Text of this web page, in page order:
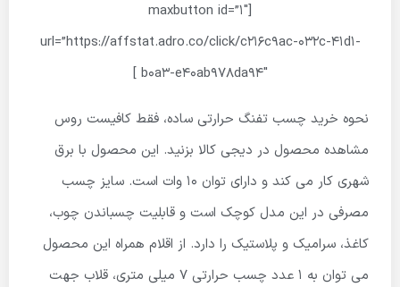
[maxbutton id=”1″
url=”https://affstat.adro.co/click/c216c9ac-032c-41d1-
b0a3-e40ab978da94″ ]
نحوه خرید چسب تفنگ حرارتی ساده، فقط کافیست روس
مشاهده محصول در دیجی کالا بزنید. این محصول با برق
شهری کار می کند و دارای توان 10 وات است. سایز چسب
مصرفی در این مدل کوچک است و قابلیت چسباندن چوب،
کاغذ، سرامیک و پلاستیک را دارد. از اقلام همراه این محصول
می توان به 1 عدد چسب حرارتی 7 میلی متری، قلاب جهت